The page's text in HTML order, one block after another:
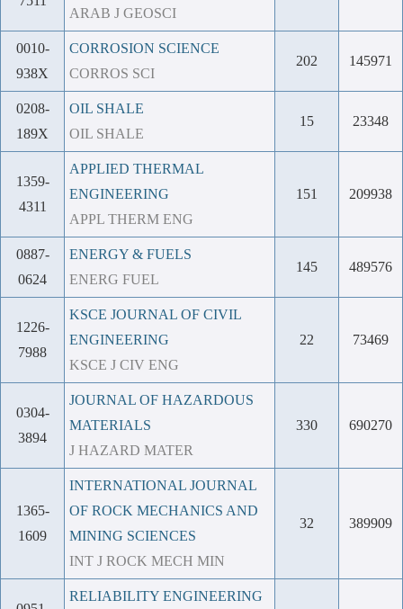
ARAB J GEOSCI
0010-
938X
CORROSION SCIENCE
CORROS SCI
202 145971
0208-
189X
OIL SHALE
OIL SHALE
15 23348
1359-
4311
APPLIED THERMAL
ENGINEERING
APPL THERM ENG
151 209938
0887-
0624
ENERGY & FUELS
ENERG FUEL
145 489576
1226-
7988
KSCE JOURNAL OF CIVIL
ENGINEERING
KSCE J CIV ENG
22 73469
0304-
3894
JOURNAL OF HAZARDOUS
MATERIALS
J HAZARD MATER
330 690270
1365-
1609
INTERNATIONAL JOURNAL
OF ROCK MECHANICS AND
MINING SCIENCES
INT J ROCK MECH MIN
32 389909
RELIABILITY ENGINEERING